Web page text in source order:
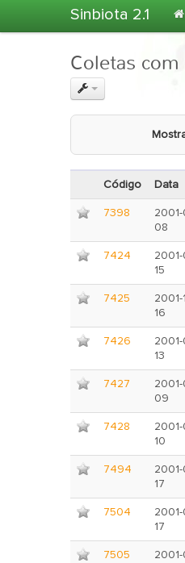
Sinbiota 2.1
Coletas com
Código Data
7398
08
7424
15
7425
2001-
16
7426
13
7427
09
7428
10
7494
17
7504
17
7505